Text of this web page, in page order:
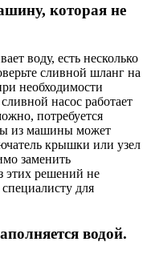
которая не
воду, есть несколько
сливной шланг на
необходимости
насос работает
потребуется
из машины может
крышки или узел
заменить
этих решений не
для
водой.